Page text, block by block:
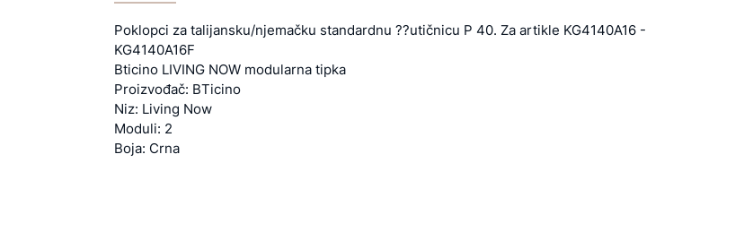
Poklopci za talijansku/njemačku standardnu ??utičnicu P 40. Za artikle KG4140A16 -
KG4140A16F
Bticino LIVING NOW modularna tipka
Proizvođač: BTicino
Niz: Living Now
Moduli: 2
Boja: Crna